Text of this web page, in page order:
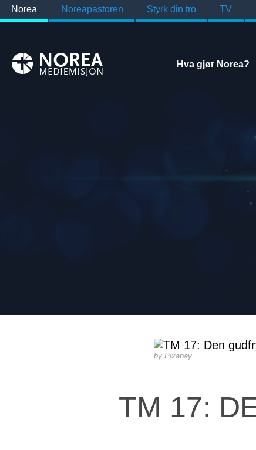
Norea Noreapastoren Styrk din tro TV
Hva gjør Norea?
Pixabay
TM 17: